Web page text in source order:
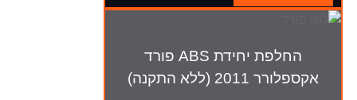
החלפת יחידת ABS פורד
אקספלורר 2011 (ללא התקנה)